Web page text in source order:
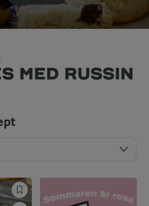
MED RUSSIN